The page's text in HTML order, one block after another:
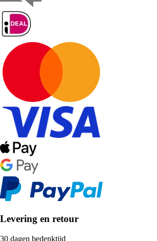
Levering en retour
30 dagen bedenktijd